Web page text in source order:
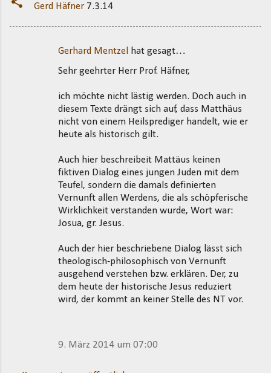
Gerd Häfner 7.3.14
Gerhard Mentzel
hat gesagt…
Sehr geehrter Herr Prof. Häfner,
ich möchte nicht lästig werden. Doch auch in
diesem Texte drängt sich auf, dass Matthäus
nicht von einem Heilsprediger handelt, wie er
heute als historisch gilt.
Auch hier beschreibeit Mattäus keinen
fiktiven Dialog eines jungen Juden mit dem
Teufel, sondern die damals definierten
Vernunft allen Werdens, die als schöpferische
Wirklichkeit verstanden wurde, Wort war:
Josua, gr. Jesus.
Auch der hier beschriebene Dialog lässt sich
theologisch-philosophisch von Vernunft
ausgehend verstehen bzw. erklären. Der, zu
dem heute der historische Jesus reduziert
wird, der kommt an keiner Stelle des NT vor.
9. März 2014 um 07:00